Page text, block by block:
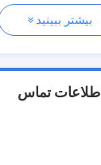
بیشتر ببینید
اطلاعات تماس